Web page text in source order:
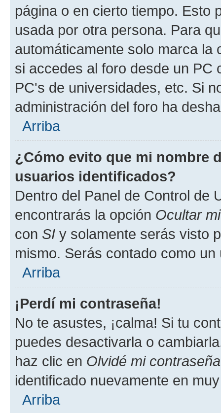
página o en cierto tiempo. Esto
usada por otra persona. Para
automáticamente solo marca la
si accedes al foro desde un PC
PC's de universidades, etc. Si
administración del foro ha
Arriba
¿Cómo evito que mi nombre
usuarios identificados?
Dentro del Panel de Control de
encontrarás la opción Ocultar
con SI y solamente serás visto
mismo. Serás contado como un
Arriba
¡Perdí mi contraseña!
No te asustes, ¡calma! Si tu
puedes desactivarla o
haz clic en Olvidé mi contraseña
identificado nuevamente en
Arriba